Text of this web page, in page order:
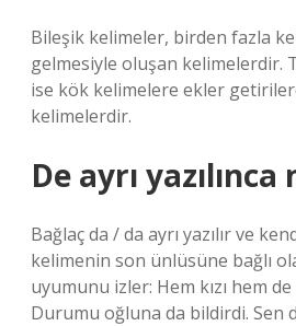
Bileşik kelimeler, birden fazla
gelmesiyle oluşan kelimelerdir.
ise kök kelimelere ekler
kelimelerdir.
De ayrı
Bağlaç da / da ayrı yazılır ve
kelimenin son ünlüsüne bağlı
uyumunu izler: Hem kızı hem
Durumu oğluna da bildirdi. Sen